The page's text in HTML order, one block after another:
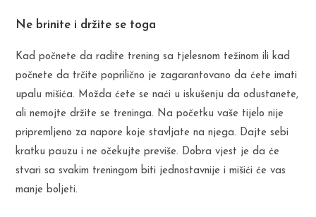
Ne brinite i držite se toga
Kad počnete da radite trening sa tjelesnom težinom ili kad
počnete da trčite poprilično je zagarantovano da ćete imati
upalu mišića. Možda ćete se naći u iskušenju da odustanete,
ali nemojte držite se treninga. Na početku vaše tijelo nije
pripremljeno za napore koje stavljate na njega. Dajte sebi
kratku pauzu i ne očekujte previše. Dobra vjest je da će
stvari sa svakim treningom biti jednostavnije i mišići će vas
manje boljeti.